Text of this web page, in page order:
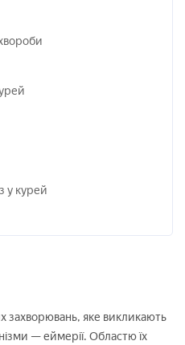
у курей
захворювань, яке викликають
— еймерії. Областю їх